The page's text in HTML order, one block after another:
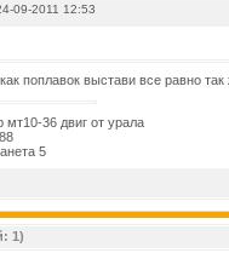
09-2011 12:53
поплавок выстави все равно
мт10-36 двиг от урала
5
1)